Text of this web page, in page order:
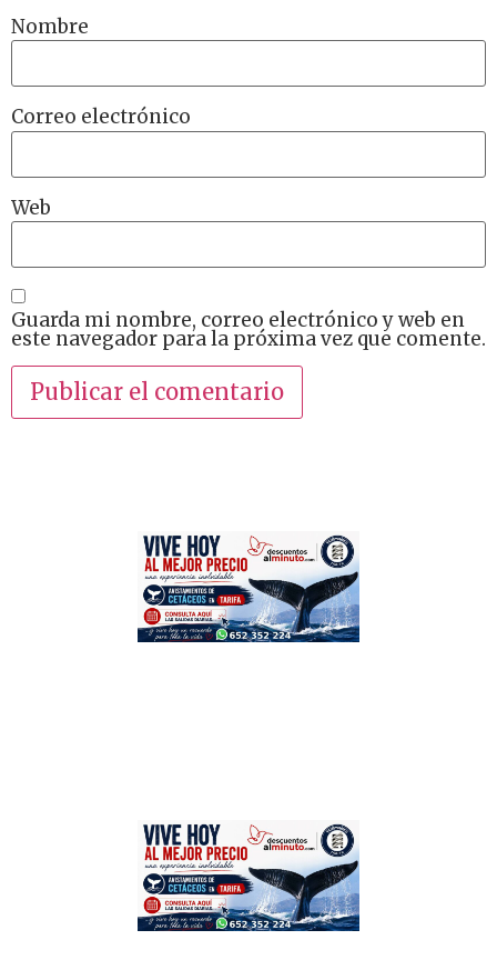
Nombre
Correo electrónico
Web
Guarda mi nombre, correo electrónico y web en
este navegador para la próxima vez que comente.